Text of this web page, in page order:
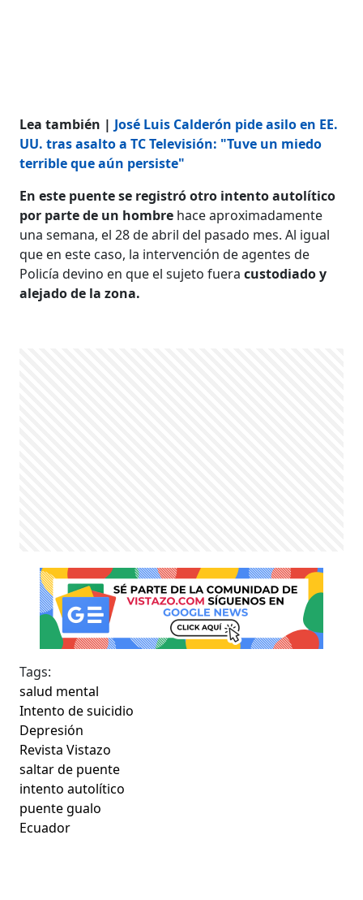
Lea también | José Luis Calderón pide asilo en EE.
UU. tras asalto a TC Televisión: "Tuve un miedo
terrible que aún persiste"
En este puente se registró otro intento autolítico
por parte de un hombre hace aproximadamente
una semana, el 28 de abril del pasado mes. Al igual
que en este caso, la intervención de agentes de
Policía devino en que el sujeto fueracustodiado y
alejado de la zona.
Tags:
salud mental
Intento de suicidio
Depresión
Revista Vistazo
saltar de puente
intento autolítico
puente gualo
Ecuador